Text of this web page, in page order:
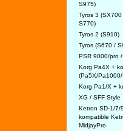
S975)
Tyros 3
S770)
Tyros 2 (S910)
Tyros (S670 /
PSR 9000/pro /
Korg Pa4X +
(Pa5X/
Korg Pa1/X +
XG / SFF Style
Ketron SD-1/7/
kompatible
MidjayPro